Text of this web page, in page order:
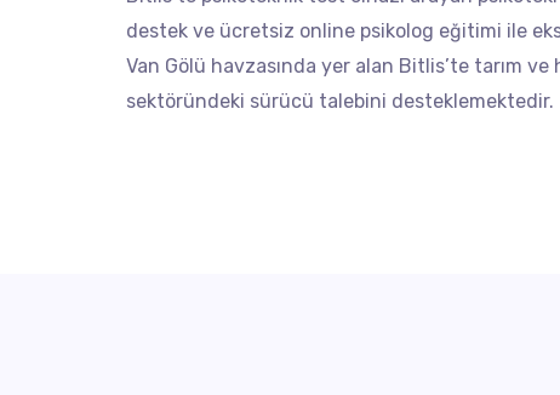
destek ve ücretsiz online psikolog eğitimi ile
Van Gölü havzasında yer alan Bitlis’te tarım
sektöründeki sürücü talebini desteklemektedir.